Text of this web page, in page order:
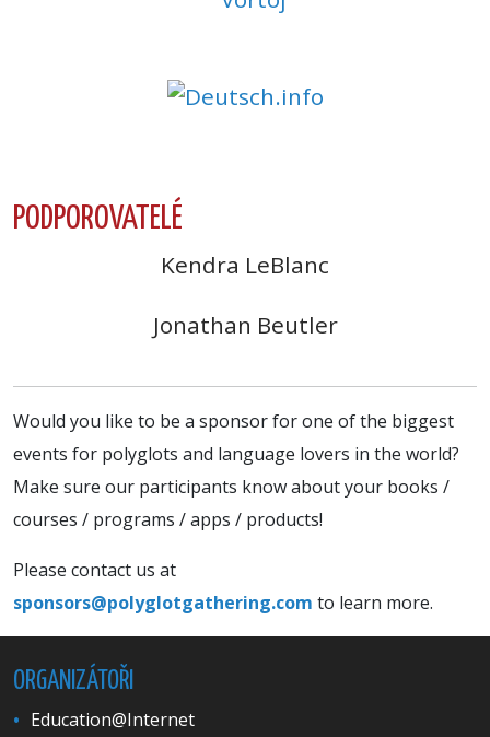
PODPOROVATELÉ
Kendra LeBlanc
Jonathan Beutler
Would you like to be a sponsor for one of the biggest
events for polyglots and language lovers in the world?
Make sure our participants know about your books /
courses / programs / apps / products!
Please contact us at
sponsors@polyglotgathering.com to learn more.
ORGANIZÁTOŘI
Education@Internet